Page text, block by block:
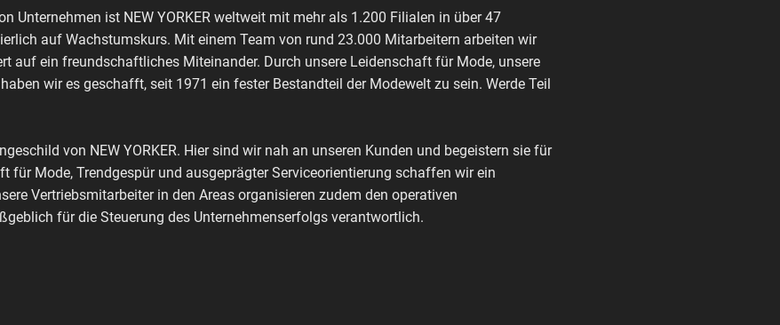
Unternehmen ist NEW YORKER weltweit mit mehr als 1.200 Filialen in über 47
auf Wachstumskurs. Mit einem Team von rund 23.000 Mitarbeitern arbeiten wir
auf ein freundschaftliches Miteinander. Durch unsere Leidenschaft für Mode, unsere
wir es geschafft, seit 1971 ein fester Bestandteil der Modewelt zu sein. Werde Teil
von NEW YORKER. Hier sind wir nah an unseren Kunden und begeistern sie für
für Mode, Trendgespür und ausgeprägter Serviceorientierung schaffen wir ein
Vertriebsmitarbeiter in den Areas organisieren zudem den operativen
für die Steuerung des Unternehmenserfolgs verantwortlich.